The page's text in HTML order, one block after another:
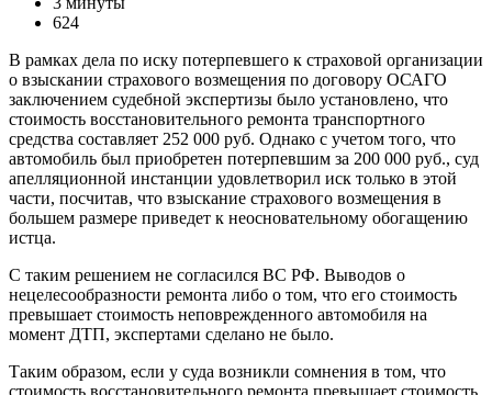
624
В рамках дела по иску потерпевшего к страховой организации
о взыскании страхового возмещения по договору ОСАГО
заключением судебной экспертизы было установлено, что
стоимость восстановительного ремонта транспортного
средства составляет 252 000 руб. Однако с учетом того, что
автомобиль был приобретен потерпевшим за 200 000 руб., суд
апелляционной инстанции удовлетворил иск только в этой
части, посчитав, что взыскание страхового возмещения в
большем размере приведет к неосновательному обогащению
истца.
С таким решением не согласился ВС РФ. Выводов о
нецелесообразности ремонта либо о том, что его стоимость
превышает стоимость неповрежденного автомобиля на
момент ДТП, экспертами сделано не было.
Таким образом, если у суда возникли сомнения в том, что
стоимость восстановительного ремонта превышает стоимость